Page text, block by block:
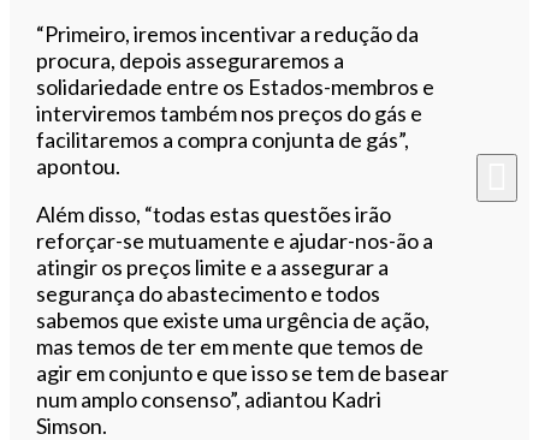
“Primeiro, iremos incentivar a redução da
procura, depois asseguraremos a
solidariedade entre os Estados-membros e
interviremos também nos preços do gás e
facilitaremos a compra conjunta de gás”,
apontou.
Além disso, “todas estas questões irão
reforçar-se mutuamente e ajudar-nos-ão a
atingir os preços limite e a assegurar a
segurança do abastecimento e todos
sabemos que existe uma urgência de ação,
mas temos de ter em mente que temos de
agir em conjunto e que isso se tem de basear
num amplo consenso”, adiantou Kadri
Simson.